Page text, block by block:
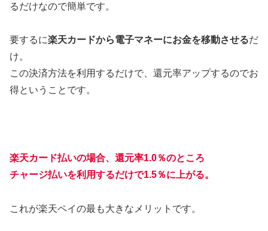
るだけなので簡単です。
要するに楽天カードから電子マネーにお金を移動させるだ
け。
この決済方法を利用するだけで、還元率アップするのでお
得ということです。
楽天カード払いの場合、還元率1.0％のところ
チャージ払いを利用するだけで1.5％に上がる。
これが楽天ペイの最も大きなメリットです。